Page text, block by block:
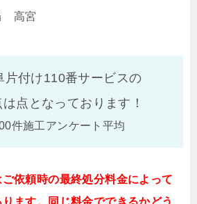
高宮
片付け110番サービスの
は点となっております！
件施工アンケート平均
依頼時の最終処分料金によって
ます。同じ料金でできるかどう